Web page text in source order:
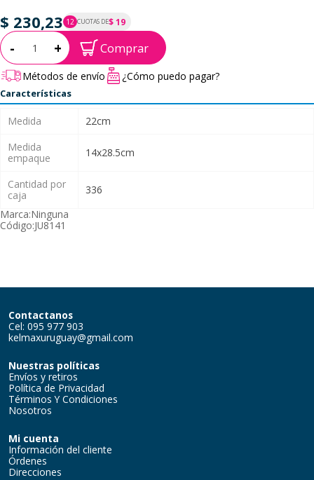
$ 230,23 12 CUOTAS DE$ 19
P.T.F. $ 230
Cantidad:
- + Comprar
Métodos de envío ¿Cómo puedo pagar?
Características
Medida
22cm
Medida
empaque
14x28.5cm
Cantidad por
caja
336
Marca:Ninguna
Código:JU8141
Contactanos
Cel: 095 977 903
kelmaxuruguay@gmail.com
Nuestras políticas
Envíos y retiros
Política de Privacidad
Términos Y Condiciones
Nosotros
Mi cuenta
Información del cliente
Órdenes
Direcciones